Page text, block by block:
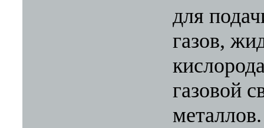
для
газов,
газовой
металлов.